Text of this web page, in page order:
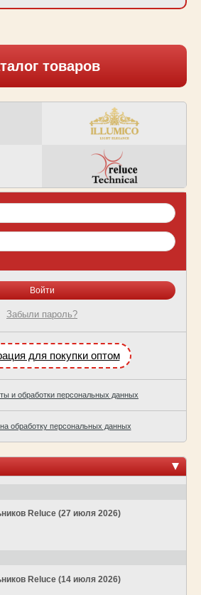
товаров
Забыли пароль?
для покупки оптом
и обработки персональных данных
обработку персональных данных
Reluce (27 июля 2026)
Reluce (14 июля 2026)